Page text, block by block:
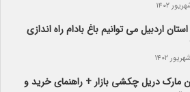
استان اردبیل می توانیم باغ بادام راه اندازی
مارک دریل چکشی بازار + راهنمای خرید و